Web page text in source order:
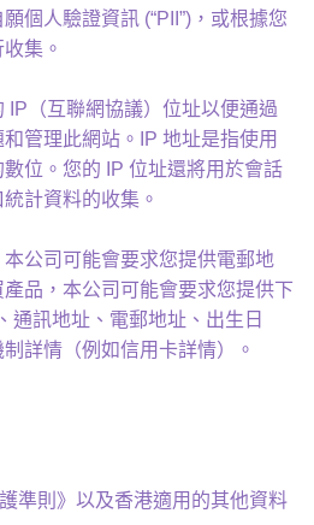
個人驗證資訊 (“PII”)，或根據您
集。
IP（互聯網協議）位址以便通過
管理此網站。IP 地址是指使用
位。您的 IP 位址還將用於會話
計資料的收集。
公司可能會要求您提供電郵地
品，本公司可能會要求您提供下
通訊地址、電郵地址、出生日
詳情（例如信用卡詳情）。
準則》以及香港適用的其他資料